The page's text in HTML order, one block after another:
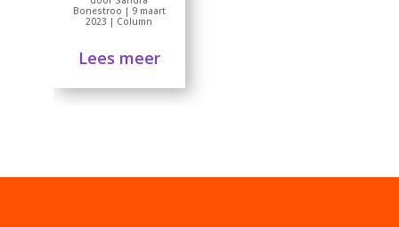
Bonestroo | 9 maart
2023 | Column
Lees meer